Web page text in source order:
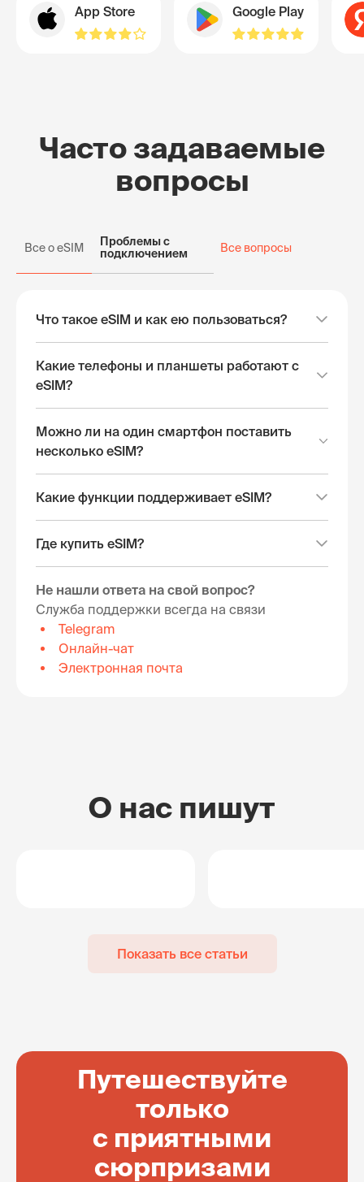
App Store Google Play
Часто задаваемые
вопросы
Все о eSIM
Проблемы с
подключением
Все вопросы
Что такое eSIM и как ею пользоваться?
Какие телефоны и планшеты работают с
eSIM?
Можно ли на один смартфон поставить
несколько eSIM?
Какие функции поддерживает eSIM?
Где купить eSIM?
Не нашли ответа на свой вопрос?
Служба поддержки всегда на связи
Telegram
Онлайн-чат
Электронная почта
О нас пишут
Показать все статьи
Путешествуйте
только
с приятными
сюрпризами